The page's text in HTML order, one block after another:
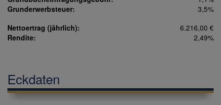
Grunderwerbsteuer:
3,5%
Nettoertrag (jährlich):
6.216,00 €
Rendite:
2,49%
Eckdaten